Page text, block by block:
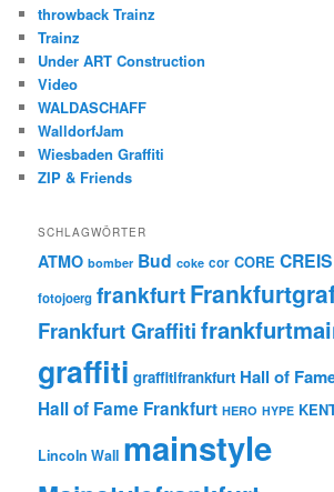
throwback Trainz
Trainz
Under ART Construction
Video
WALDASCHAFF
WalldorfJam
Wiesbaden Graffiti
ZIP & Friends
SCHLAGWÖRTER
ATMO bomber Bud coke cor CORE CREIS
fotojoerg frankfurt
Frankfurt Graffiti
graffiti graffitifrankfurt Hall of
Hall of Fame Frankfurt HERO HYPE
Lincoln Wall mainstyle